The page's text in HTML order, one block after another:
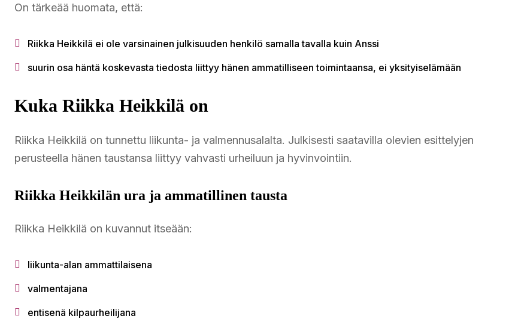
On tärkeää huomata, että:
Riikka Heikkilä ei ole varsinainen julkisuuden henkilö samalla tavalla kuin Anssi
suurin osa häntä koskevasta tiedosta liittyy hänen ammatilliseen toimintaansa, ei yksityiselämään
Kuka Riikka Heikkilä on
Riikka Heikkilä on tunnettu liikunta- ja valmennusalalta. Julkisesti saatavilla olevien esittelyjen
perusteella hänen taustansa liittyy vahvasti urheiluun ja hyvinvointiin.
Riikka Heikkilän ura ja ammatillinen tausta
Riikka Heikkilä on kuvannut itseään:
liikunta-alan ammattilaisena
valmentajana
entisenä kilpaurheilijana